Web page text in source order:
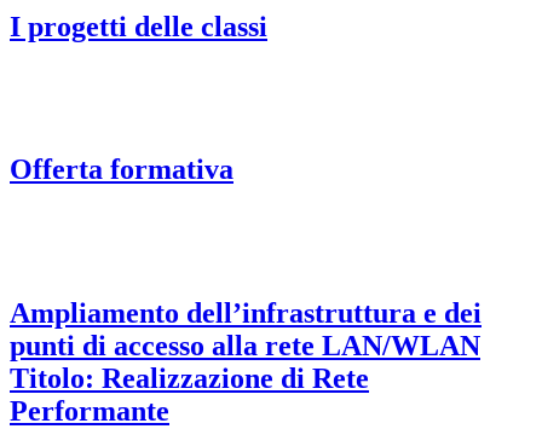
I progetti delle classi
Offerta formativa
Ampliamento dell’infrastruttura e dei
punti di accesso alla rete LAN/WLAN
Titolo: Realizzazione di Rete
Performante